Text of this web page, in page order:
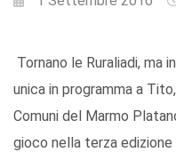
Tornano le Ruraliadi, ma
unica in programma a
Comuni del Marmo
gioco nella terza